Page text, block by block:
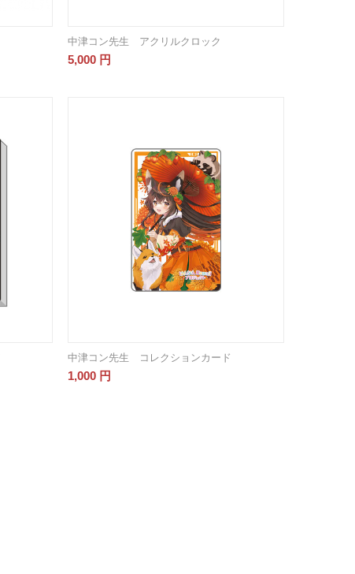
中津コン先生 アクリルクロック
5,000 円
中津コン先生 コレクションカード
1,000 円